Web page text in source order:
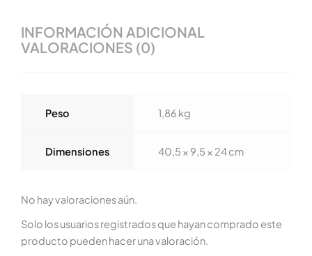
INFORMACIÓN ADICIONAL
VALORACIONES (0)
Peso 1,86 kg
Dimensiones 40,5 × 9,5 × 24 cm
No hay valoraciones aún.
Solo los usuarios registrados que hayan comprado este
producto pueden hacer una valoración.